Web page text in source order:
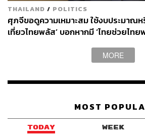
ผู้ประกอบการที่ทำการประมงผิดกฎหมา
หรือไร้การควบคุม (IUU Fishing) จะช่ว
รักษาความยั่งยืนของทรัพยากรสัตว์น้ำท
ชาวประมงและผู้ประกอบการไทย
ผ่านแอปพลิเคชันต่างๆ ที่คุณสะดวกหรือ
THAILAND / POLITICS
ศุภจีขอดูความเหมาะสม ใช้งบประมาณห
เที่ยวไทยพลัส’ บอกหากมี ‘ไทยช่วยไทย
MORE
MOST
TODAY WEEK